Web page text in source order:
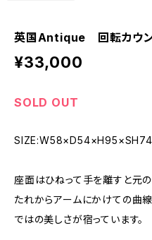
英国Antique 回転カウン
¥33,000
SOLD OUT
座面はひねって手を離すと元
たれからアームにかけての曲
ではの美しさが宿っています。